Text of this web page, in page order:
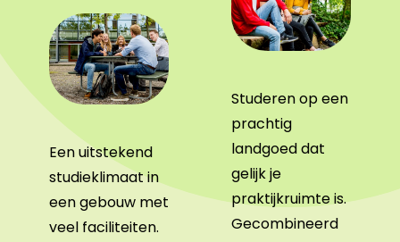
Een uitstekend
studieklimaat in
een gebouw met
veel faciliteiten.
Studeren op een
prachtig
landgoed dat
gelijk je
praktijkruimte is.
Gecombineerd